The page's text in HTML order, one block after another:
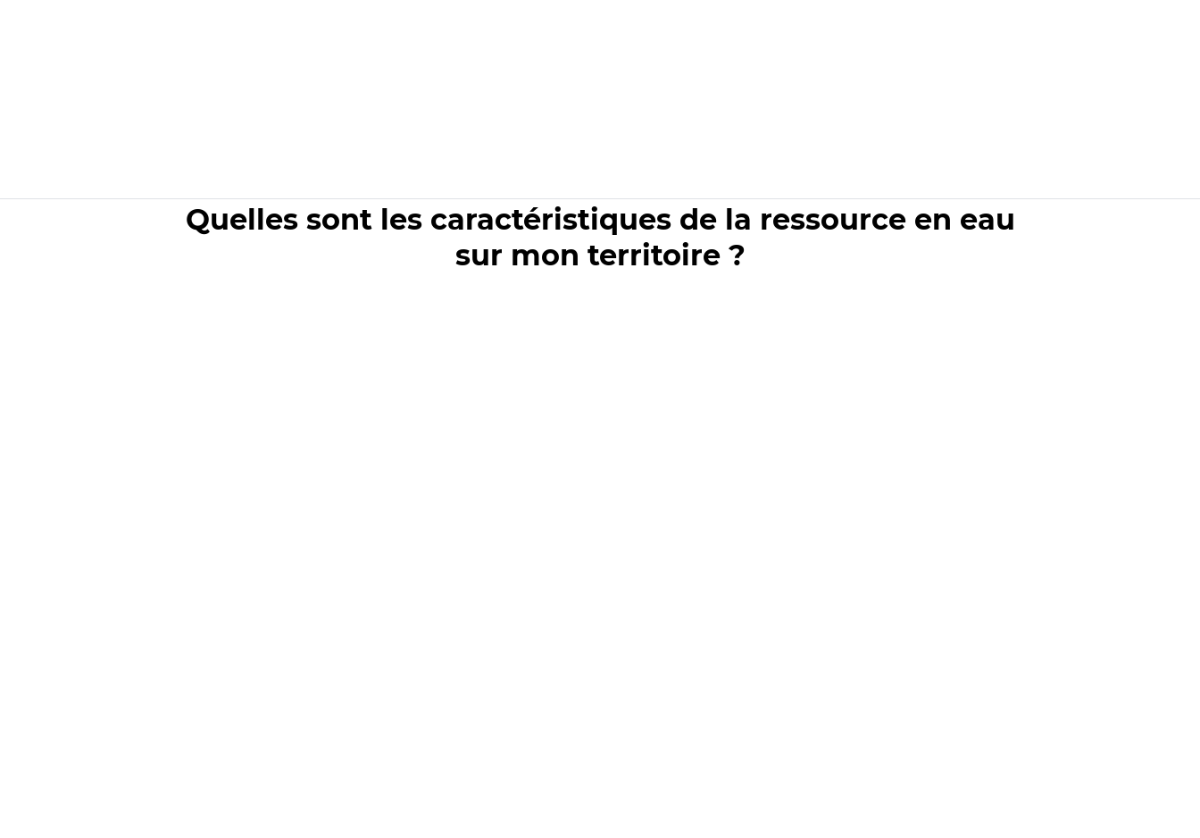
Quelles sont les caractéristiques de la ressource en eau
sur mon territoire ?